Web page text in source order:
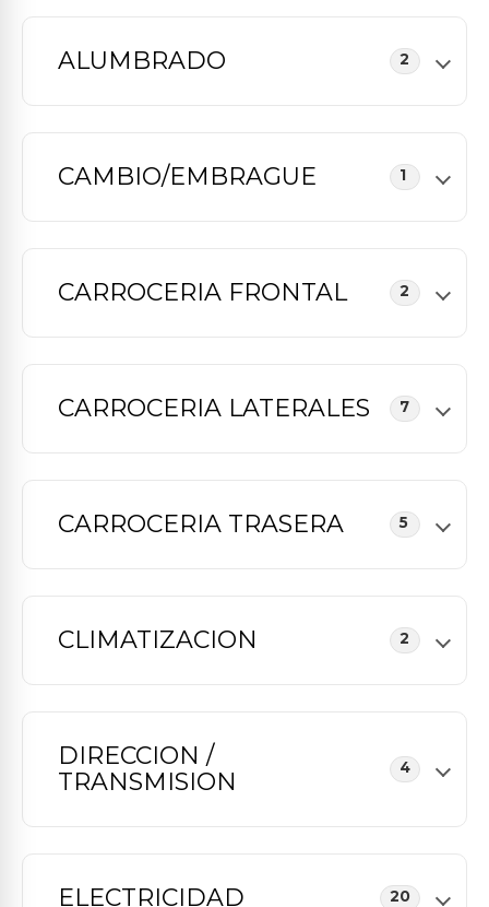
ALUMBRADO 2
CAMBIO/EMBRAGUE 1
CARROCERIA FRONTAL 2
CARROCERIA LATERALES 7
CARROCERIA TRASERA 5
CLIMATIZACION 2
DIRECCION /
TRANSMISION
4
ELECTRICIDAD 20